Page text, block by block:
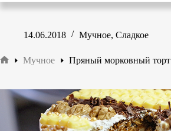
14.06.2018 Мучное, Сладкое
Мучное Пряный морковный торт